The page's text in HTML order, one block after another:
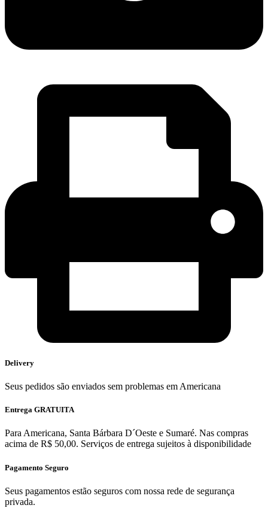
Delivery
Seus pedidos são enviados sem problemas em Americana
Entrega GRATUITA
Para Americana, Santa Bárbara D´Oeste e Sumaré. Nas compras
acima de R$ 50,00. Serviços de entrega sujeitos à disponibilidade
Pagamento Seguro
Seus pagamentos estão seguros com nossa rede de segurança
privada.